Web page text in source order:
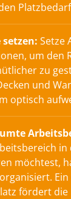
Setze
um den
zu
und
optisch
möchtest,
fördert